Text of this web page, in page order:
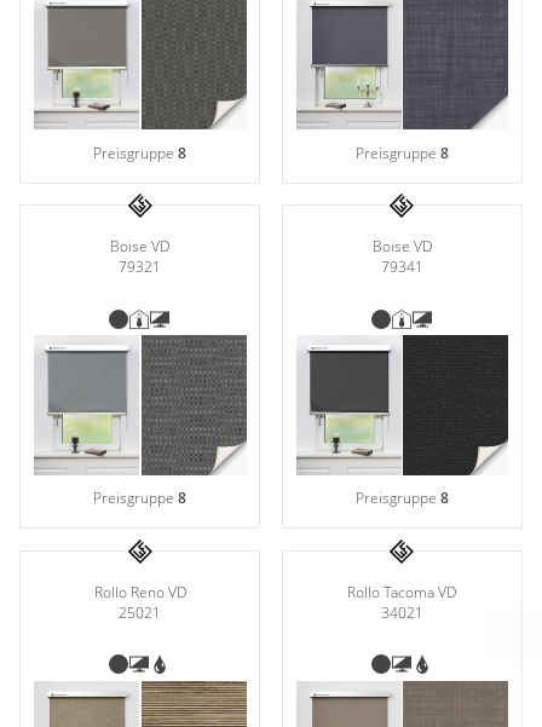
Preisgruppe8 Preisgruppe 8
Boise VD
79321
Preisgruppe8
Boise VD
79341
Preisgruppe 8
Rollo Reno VD
25021
Rollo Tacoma VD
34021